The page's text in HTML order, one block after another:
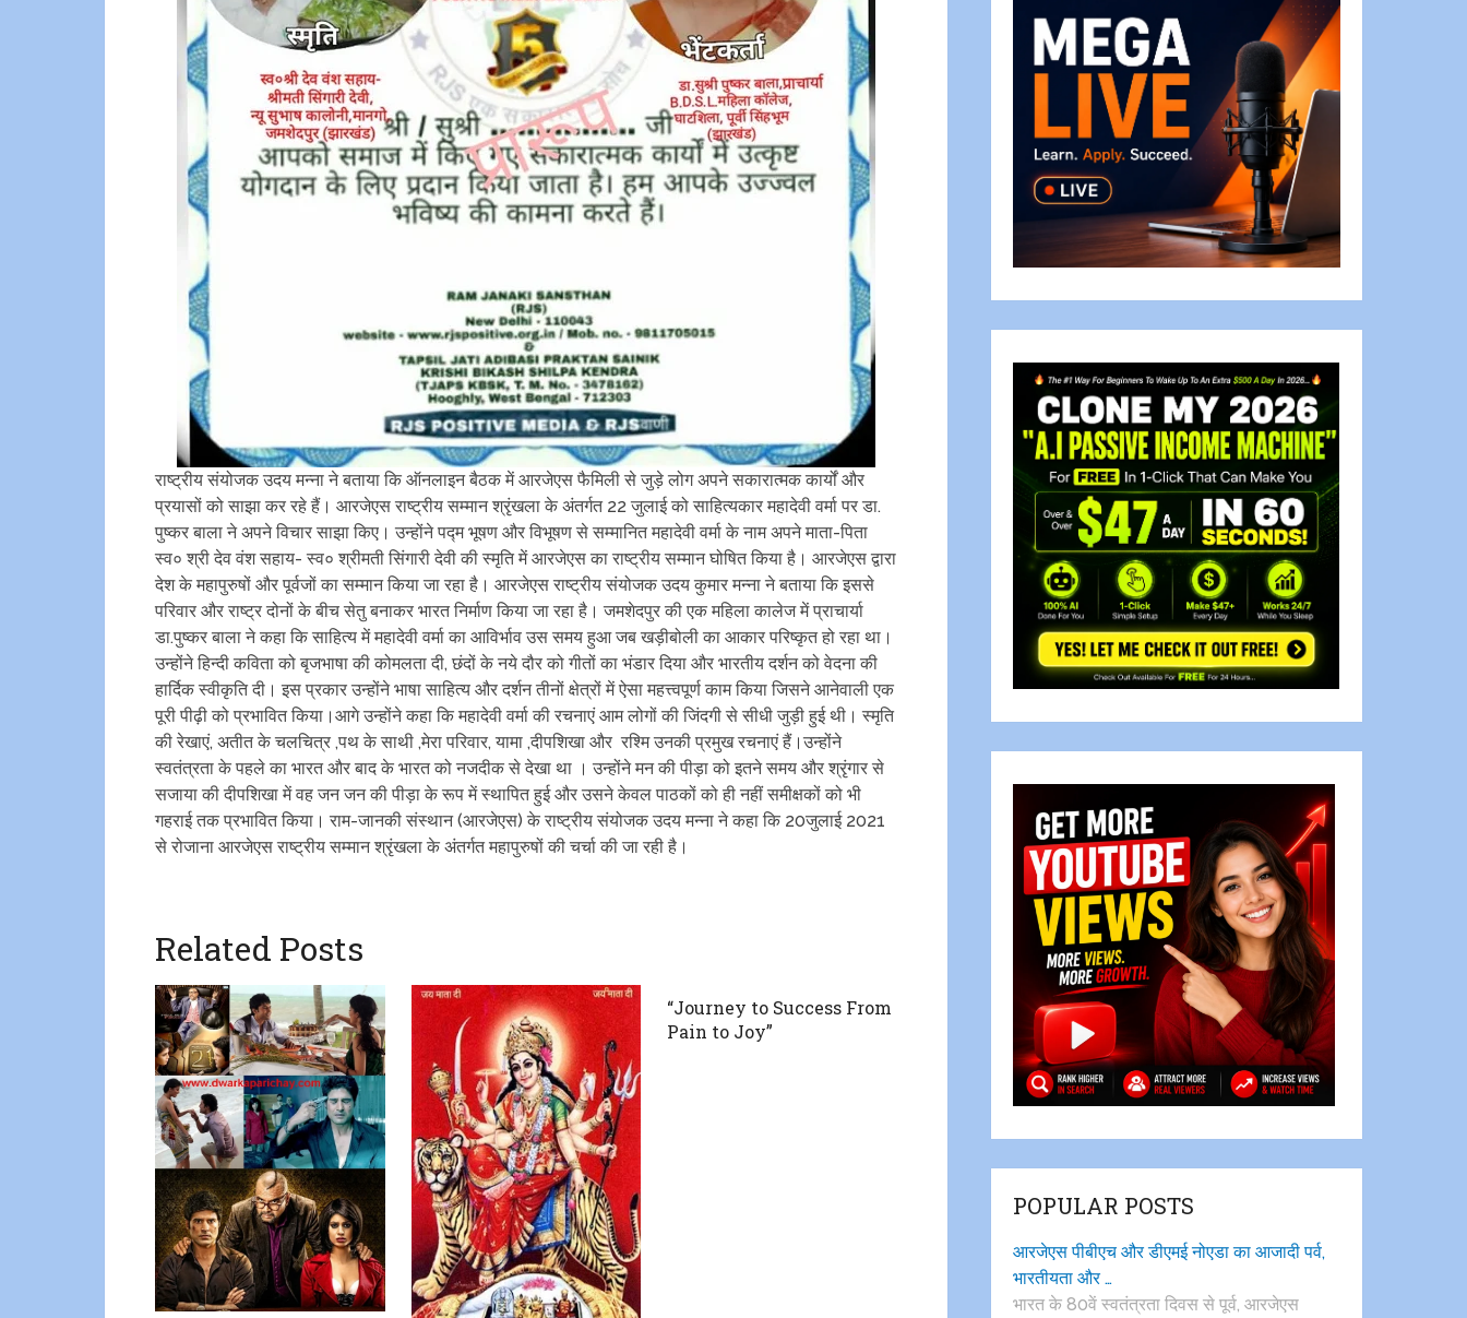
राष्ट्रीय संयोजक उदय मन्ना ने बताया कि ऑनलाइन बैठक में आरजेएस फैमिली से जुड़े लोग अपने सकारात्मक कार्यों और
प्रयासों को साझा कर रहे हैं। आरजेएस राष्ट्रीय सम्मान श्रृंखला के अंतर्गत 22 जुलाई को साहित्यकार महादेवी वर्मा पर डा.
पुष्कर बाला ने अपने विचार साझा किए। उन्होंने पद्म भूषण और विभूषण से सम्मानित महादेवी वर्मा के नाम अपने माता-पिता
स्व० श्री देव वंश सहाय- स्व० श्रीमती सिंगारी देवी की स्मृति में आरजेएस का राष्ट्रीय सम्मान घोषित किया है। आरजेएस द्वारा
देश के महापुरुषों और पूर्वजों का सम्मान किया जा रहा है। आरजेएस राष्ट्रीय संयोजक उदय कुमार मन्ना ने बताया कि इससे
परिवार और राष्ट्र दोनों के बीच सेतु बनाकर भारत निर्माण किया जा रहा है। जमशेदपुर की एक महिला कालेज में प्राचार्या
डा.पुष्कर बाला ने कहा कि साहित्य में महादेवी वर्मा का आविर्भाव उस समय हुआ जब खड़ीबोली का आकार परिष्कृत हो रहा था।
उन्होंने हिन्दी कविता को बृजभाषा की कोमलता दी, छंदों के नये दौर को गीतों का भंडार दिया और भारतीय दर्शन को वेदना की
हार्दिक स्वीकृति दी। इस प्रकार उन्होंने भाषा साहित्य और दर्शन तीनों क्षेत्रों में ऐसा महत्त्वपूर्ण काम किया जिसने आनेवाली एक
पूरी पीढ़ी को प्रभावित किया।आगे उन्होंने कहा कि महादेवी वर्मा की रचनाएं आम लोगों की जिंदगी से सीधी जुड़ी हुई थी। स्मृति
की रेखाएं, अतीत के चलचित्र ,पथ के साथी ,मेरा परिवार, यामा ,दीपशिखा और रश्मि उनकी प्रमुख रचनाएं हैं।उन्होंने
स्वतंत्रता के पहले का भारत और बाद के भारत को नजदीक से देखा था । उन्होंने मन की पीड़ा को इतने समय और श्रृंगार से
सजाया की दीपशिखा में वह जन जन की पीड़ा के रूप में स्थापित हुई और उसने केवल पाठकों को ही नहीं समीक्षकों को भी
गहराई तक प्रभावित किया। राम-जानकी संस्थान (आरजेएस) के राष्ट्रीय संयोजक उदय मन्ना ने कहा कि ‌20जुलाई 2021
से रोजाना आरजेएस राष्ट्रीय सम्मान श्रृंखला के अंतर्गत महापुरुषों की चर्चा की जा रही है।
Related Posts
“Journey to Success From
Pain to Joy”
POPULAR POSTS
आरजेएस पीबीएच और डीएमई नोएडा का आजादी पर्व,
भारतीयता और …
भारत के 80वें स्वतंत्रता दिवस से पूर्व, आरजेएस